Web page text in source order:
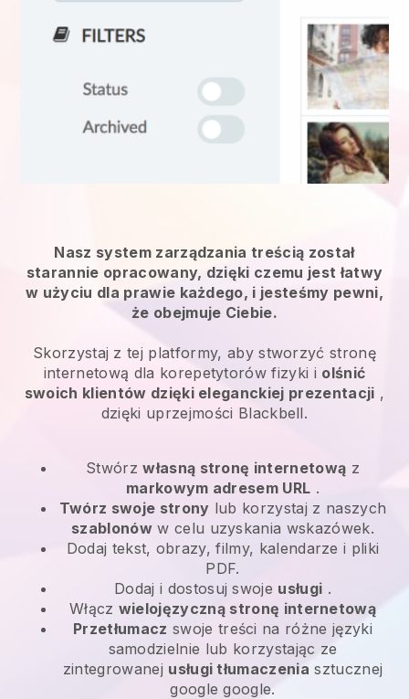
Nasz system zarządzania treścią został
starannie opracowany, dzięki czemu jest łatwy
w użyciu dla prawie każdego, i jesteśmy pewni,
że obejmuje Ciebie.
Skorzystaj z tej platformy, aby stworzyć stronę
internetową dla korepetytorów fizyki i olśnić
swoich klientów dzięki eleganckiej prezentacji ,
dzięki uprzejmości Blackbell.
Stwórzwłasną stronę internetową z
markowym adresem URL .
Twórz swoje strony lub korzystaj z naszych
szablonóww celu uzyskania wskazówek.
Dodaj tekst, obrazy, filmy, kalendarze i pliki
PDF.
Dodaj i dostosuj swoje usługi .
Włącz wielojęzyczną stronę internetową
Przetłumacz swoje treści na różne języki
samodzielnie lub korzystając ze
zintegrowanej usługi tłumaczenia sztucznej
google google.